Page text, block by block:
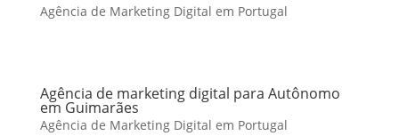
Agência de Marketing Digital em Portugal
Agência de marketing digital para Autônomo
em Guimarães
Agência de Marketing Digital em Portugal